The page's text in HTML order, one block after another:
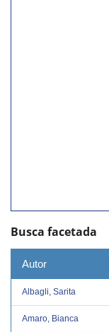
Busca facetada
Autor
Albagli, Sarita
Amaro, Bianca